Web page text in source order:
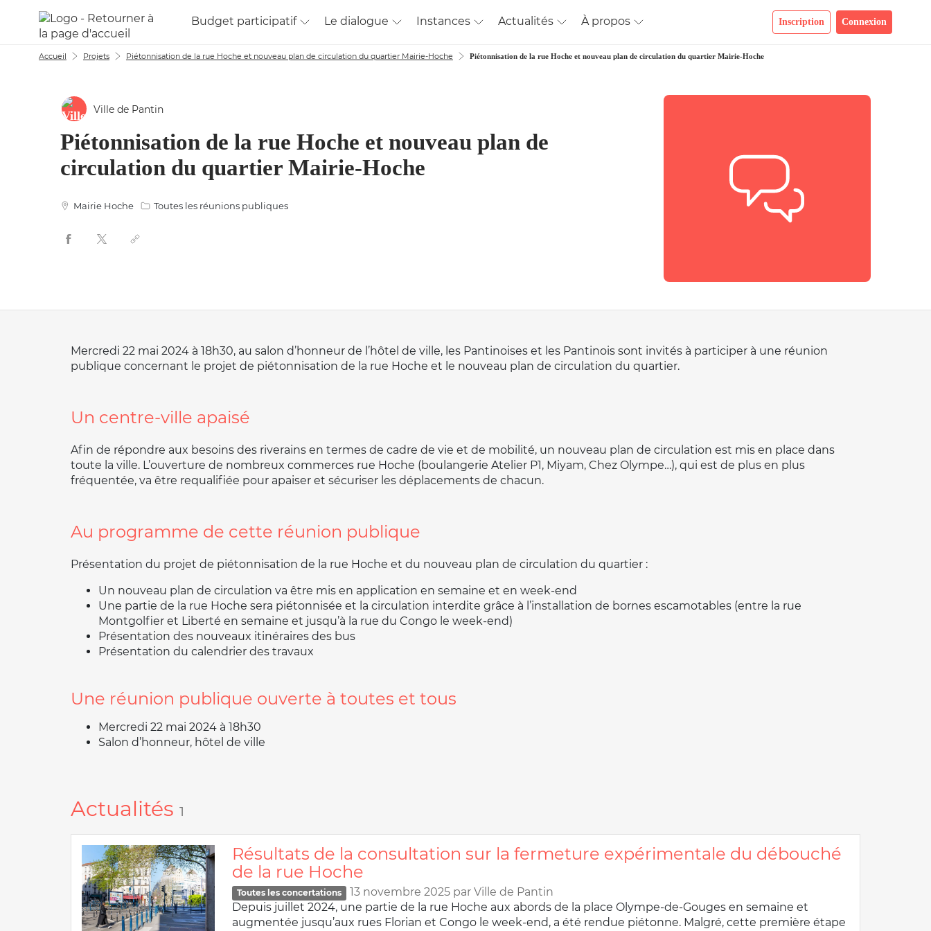
Aller au menu Aller au contenu
Budget participatif Le dialogue Instances Actualités À propos Inscription Connexion
Accueil Projets Piétonnisation de la rue Hoche et nouveau plan de circulation du quartier Mairie-Hoche Piétonnisation de la rue Hoche et nouveau plan de circulation du quartier Mairie-Hoche
Ville de Pantin
Piétonnisation de la rue Hoche et nouveau plan de
circulation du quartier Mairie-Hoche
Mairie Hoche Toutes les réunions publiques
Mercredi 22 mai 2024 à 18h30, au salon d’honneur de l’hôtel de ville, les Pantinoises et les Pantinois sont invités à participer à une réunion
publique concernant le projet de piétonnisation de la rue Hoche et le nouveau plan de circulation du quartier.
Un centre-ville apaisé
Afin de répondre aux besoins des riverains en termes de cadre de vie et de mobilité, un nouveau plan de circulation est mis en place dans
toute la ville. L’ouverture de nombreux commerces rue Hoche (boulangerie Atelier P1, Miyam, Chez Olympe…), qui est de plus en plus
fréquentée, va être requalifiée pour apaiser et sécuriser les déplacements de chacun.
Au programme de cette réunion publique
Présentation du projet de piétonnisation de la rue Hoche et du nouveau plan de circulation du quartier :
Un nouveau plan de circulation va être mis en application en semaine et en week-end
Une partie de la rue Hoche sera piétonnisée et la circulation interdite grâce à l’installation de bornes escamotables (entre la rue
Montgolfier et Liberté en semaine et jusqu’à la rue du Congo le week-end)
Présentation des nouveaux itinéraires des bus
Présentation du calendrier des travaux
Une réunion publique ouverte à toutes et tous
Mercredi 22 mai 2024 à 18h30
Salon d’honneur, hôtel de ville
Actualités 1
Résultats de la consultation sur la fermeture expérimentale du débouché
de la rue Hoche
Toutes les concertations 13 novembre 2025 par Ville de Pantin
Depuis juillet 2024, une partie de la rue Hoche aux abords de la place Olympe-de-Gouges en semaine et
augmentée jusqu’aux rues Florian et Congo le week-end, a été rendue piétonne. Malgré, cette première étape